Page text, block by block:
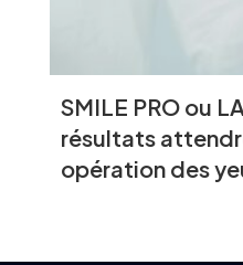
SMILE PRO ou
résultats
opération des